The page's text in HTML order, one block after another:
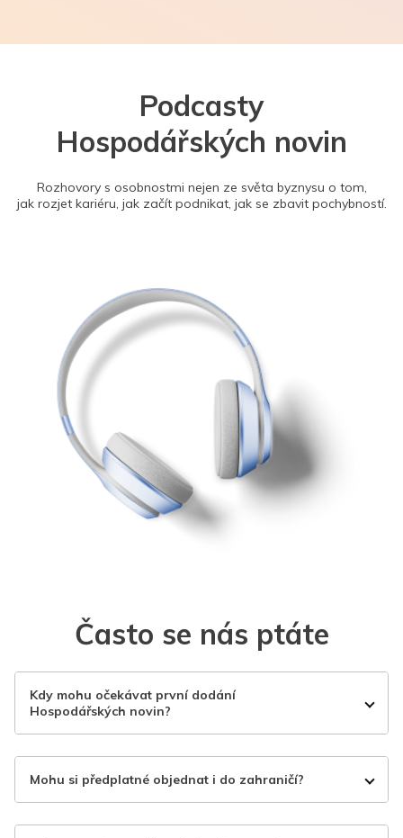
Podcasty
Hospodářských novin
Rozhovory s osobnostmi nejen ze světa byznysu o tom,
jak rozjet kariéru, jak začít podnikat, jak se zbavit pochybností.
Často se nás ptáte
Kdy mohu očekávat první dodání
Hospodářských novin?
Mohu si předplatné objednat i do zahraničí?